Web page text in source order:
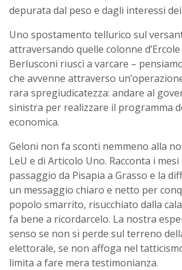
depurata dal peso e dagli interessi
Uno spostamento tellurico sul
attraversando quelle colonne
Berlusconi riuscì a varcare –
che avvenne attraverso
rara spregiudicatezza: andare al
sinistra per realizzare il programma
economica.
Geloni non fa sconti nemmeno alla
LeU e di Articolo Uno. Racconta i
passaggio da Pisapia a Grasso e la
un messaggio chiaro e netto per
popolo smarrito, risucchiato dalla
fa bene a ricordarcelo. La nostra
senso se non si perde sul terreno
elettorale, se non affoga nel
limita a fare mera testimonianza.